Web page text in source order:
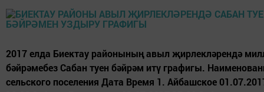
2017 елда Биектау районының авыл җирлекләрендә
бәйрәмебез Сабан туен бәйрәм итү графигы.
сельского поселения Дата Время 1. Айбашское